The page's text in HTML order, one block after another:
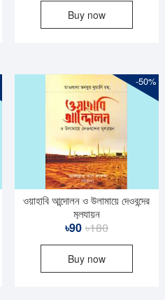
৳200.
৳100.
Buy now
-50%
ওয়াহাবি আন্দোলন ও উলামায়ে দেওবন্দের
মূল্যায়ন
৳180Original
price
৳180.
৳90
Current
price
৳90.
Buy now